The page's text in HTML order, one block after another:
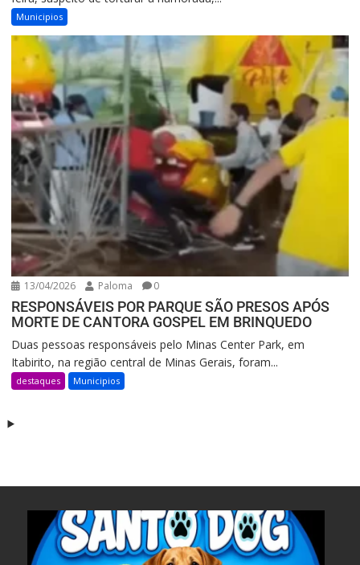
Municipios
13/04/2026 Paloma 0
RESPONSÁVEIS POR PARQUE SÃO PRESOS APÓS
MORTE DE CANTORA GOSPEL EM BRINQUEDO
Duas pessoas responsáveis pelo Minas Center Park, em
Itabirito, na região central de Minas Gerais, foram...
destaques Municipios